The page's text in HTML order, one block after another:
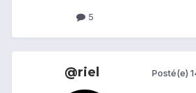
5
@riel Posté(e)